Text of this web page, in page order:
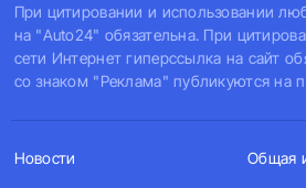
При цитировании и использовании
на "Auto24" обязательна. При
сети Интернет гиперссылка на сайт
со знаком "Реклама" публикуются на
Новости Общая